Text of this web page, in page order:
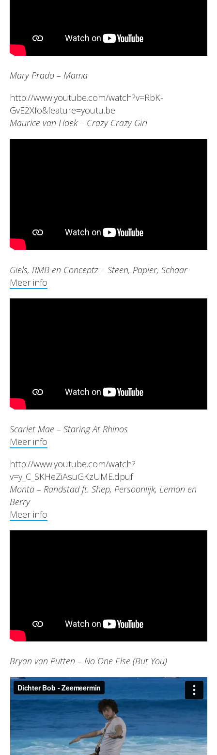
Mary Prado – Mama
http://www.youtube.com/watch?v=RbK-
GvE2Xfo&feature=youtu.be
Maurice van Hoek – Crazy Crazy Girl
Giels, RMB en Conceptz – Steen, Papier, Schaar
Meer info
Scarlet Mae – Staring At Rhinos
Meer info
http://www.youtube.com/watch?
v=y_C_SKHeZiAsuGKzUME.dpuf
Monta – Randstad ft. Shep, Persoonlijk, Lemon en
Berry
Meer info
Bryan van Putten – No One Else (But You)